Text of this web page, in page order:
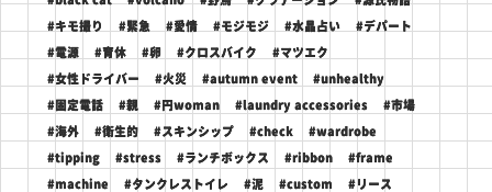
#キモ撮り #緊急 #愛情 #モジモジ #水晶占い #デパート
#電源 #育休 #卵 #クロスバイク #マツエク
#女性ドライバー #火災 #autumn event #unhealthy
#固定電話 #親 #円woman #laundry accessories #市場
#海外 #衛生的 #スキンシップ #check #wardrobe
#tipping #stress #ランチボックス #ribbon #frame
#machine #タンクレストイレ #泥 #custom #リース